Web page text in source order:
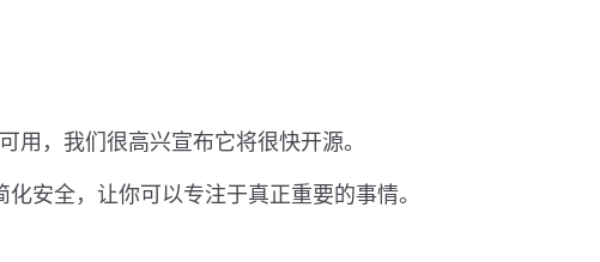
用，我们很高兴宣布它将很快开源。
安全，让你可以专注于真正重要的事情。